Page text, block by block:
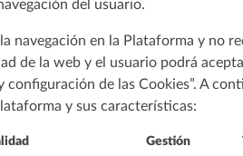
del usuario.
navegación en la Plataforma y no
de la web y el usuario podrá
de las Cookies”. A
y sus características:
Gestión